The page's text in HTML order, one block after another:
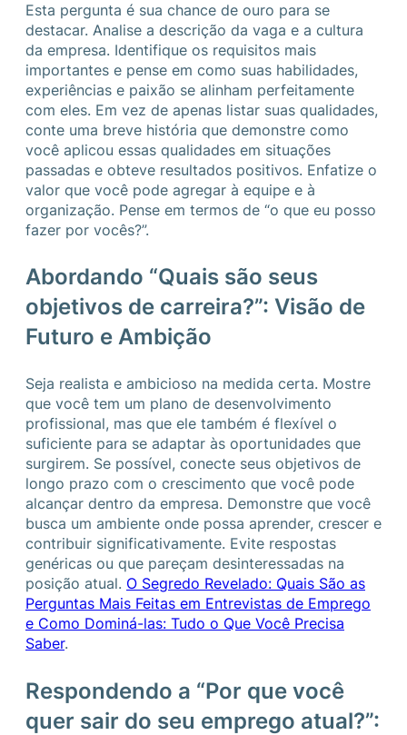
Esta pergunta é sua chance de ouro para se
destacar. Analise a descrição da vaga e a cultura
da empresa. Identifique os requisitos mais
importantes e pense em como suas habilidades,
experiências e paixão se alinham perfeitamente
com eles. Em vez de apenas listar suas qualidades,
conte uma breve história que demonstre como
você aplicou essas qualidades em situações
passadas e obteve resultados positivos. Enfatize o
valor que você pode agregar à equipe e à
organização. Pense em termos de “o que eu posso
fazer por vocês?”.
Abordando “Quais são seus
objetivos de carreira?”: Visão de
Futuro e Ambição
Seja realista e ambicioso na medida certa. Mostre
que você tem um plano de desenvolvimento
profissional, mas que ele também é flexível o
suficiente para se adaptar às oportunidades que
surgirem. Se possível, conecte seus objetivos de
longo prazo com o crescimento que você pode
alcançar dentro da empresa. Demonstre que você
busca um ambiente onde possa aprender, crescer e
contribuir significativamente. Evite respostas
genéricas ou que pareçam desinteressadas na
posição atual. O Segredo Revelado: Quais São as
Perguntas Mais Feitas em Entrevistas de Emprego
e Como Dominá-las: Tudo o Que Você Precisa
Saber.
Respondendo a “Por que você
quer sair do seu emprego atual?”: